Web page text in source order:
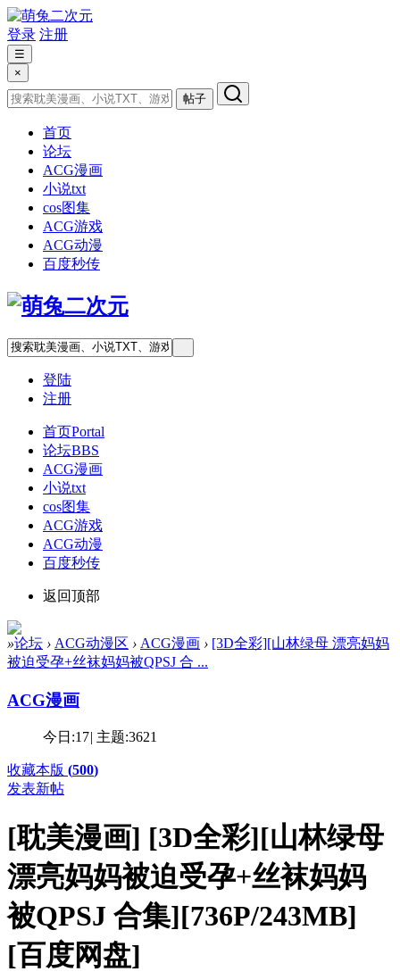
登录 注册
☰
×
帖子
首页
论坛
ACG漫画
小说txt
cos图集
ACG游戏
ACG动漫
百度秒传
登陆
注册
首页Portal
论坛BBS
ACG漫画
小说txt
cos图集
ACG游戏
ACG动漫
百度秒传
返回顶部
»论坛 › ACG动漫区 › ACG漫画 › [3D全彩][山林绿母 漂亮妈妈
被迫受孕+丝袜妈妈被QPSJ 合 ...
ACG漫画
今日:17| 主题:3621
收藏本版 (500)
发表新帖
[耽美漫画] [3D全彩][山林绿母
漂亮妈妈被迫受孕+丝袜妈妈
被QPSJ 合集][736P/243MB]
[百度网盘]